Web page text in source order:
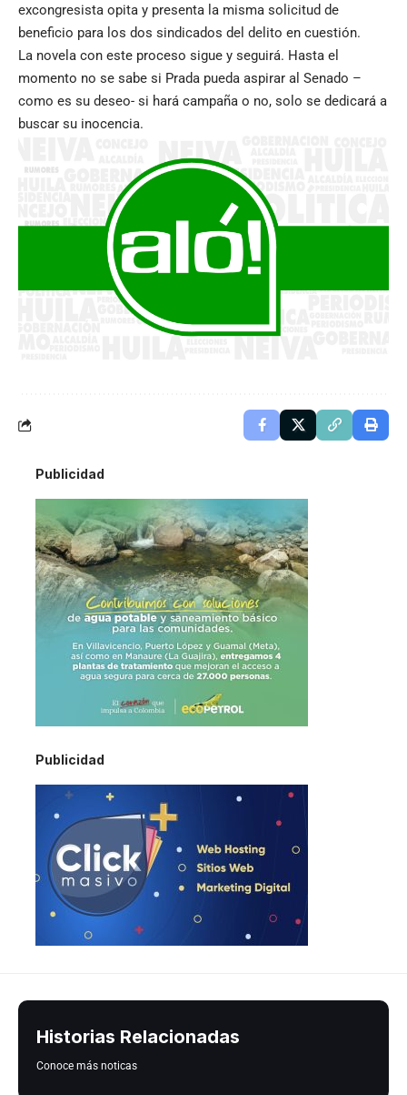
excongresista opita y presenta la misma solicitud de
beneficio para los dos sindicados del delito en cuestión.
La novela con este proceso sigue y seguirá. Hasta el
momento no se sabe si Prada pueda aspirar al Senado –
como es su deseo- si hará campaña o no, solo se dedicará a
buscar su inocencia.
Publicidad
Publicidad
Historias Relacionadas
Conoce más noticas